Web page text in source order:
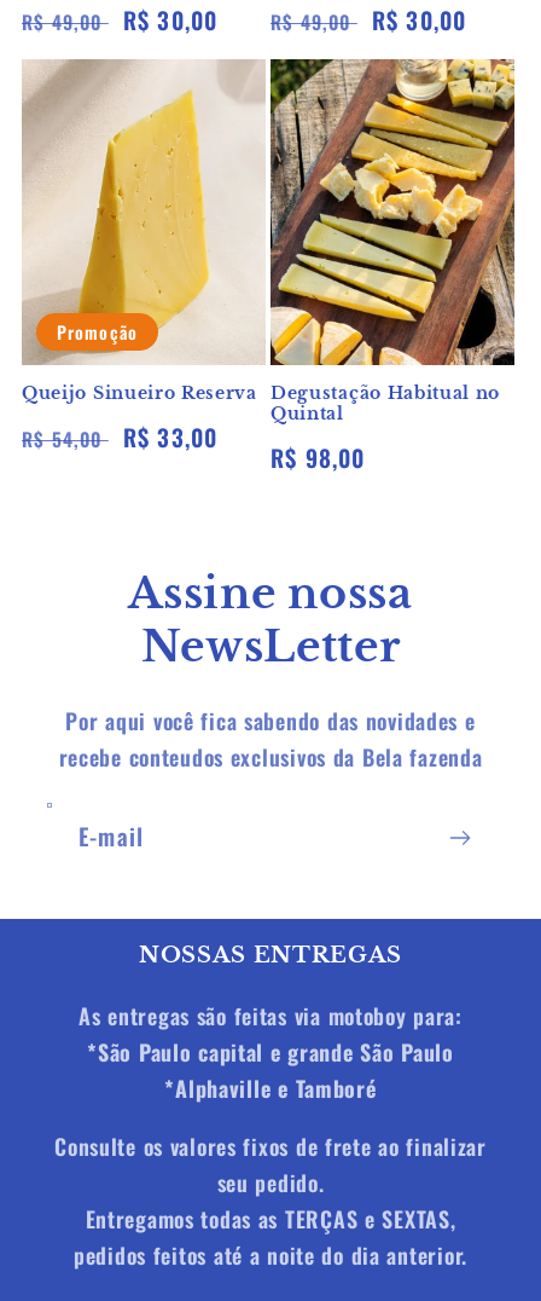
Preço
normal
R$ 49,00 Preço
promocional
R$ 30,00
Preço
normal
R$ 49,00 Preço
promocional
R$ 30,00
Promoção
Queijo Sinueiro Reserva
Preço
R$ 54,00 Preço
R$ 33,00
Degustação Habitual no
Quintal
Preço
R$ 98,00
Assine nossa
NewsLetter
Por aqui você fica sabendo das novidades e
recebe conteudos exclusivos da Bela fazenda
E-mail
NOSSAS ENTREGAS
As entregas são feitas via motoboy para:
*São Paulo capital e grande São Paulo
*Alphaville e Tamboré
Consulte os valores fixos de frete ao finalizar
seu pedido.
Entregamos todas as TERÇAS e SEXTAS,
pedidos feitos até a noite do dia anterior.